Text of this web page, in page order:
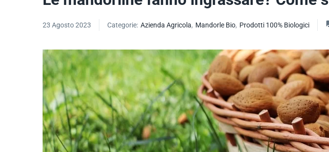
23 Agosto 2023 Categorie: Azienda Agricola, Mandorle Bio, Prodotti 100% Biologici